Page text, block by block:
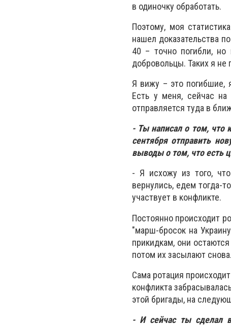
в одиночку обработать.
Поэтому, моя
нашел доказательства
40 – точно погибли, но
добровольцы. Таких я не
Я вижу – это погибшие,
Есть у меня, сейчас
отправляется туда в
- Ты написал о том, что
сентября отправить
выводы о том, что есть
- Я исхожу из того,
вернулись, едем тогда-
участвует в конфликте.
Постоянно происходит
"марш-бросок на
прикидкам, они
потом их засылают снова.
Сама ротация
конфликта
этой бригады, на
- И сейчас ты сделал